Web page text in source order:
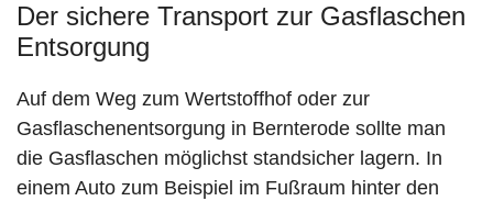
Der sichere Transport zur Gasflaschen
Entsorgung
Auf dem Weg zum Wertstoffhof oder zur
Gasflaschenentsorgung in Bernterode sollte man
die Gasflaschen möglichst standsicher lagern. In
einem Auto zum Beispiel im Fußraum hinter den